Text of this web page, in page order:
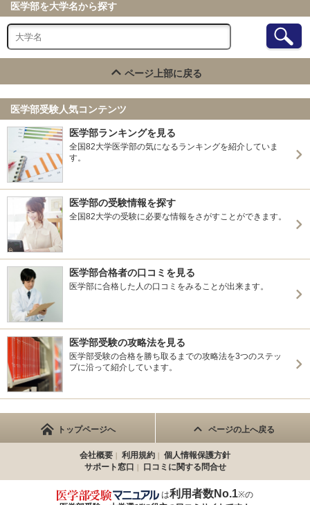
医学部を大学名から探す
ページ上部に戻る
医学部受験人気コンテンツ
医学部ランキングを見る
全国82大学医学部の気になるランキングを紹介していま
す。
医学部の受験情報を探す
全国82大学の受験に必要な情報をさがすことができます。
医学部合格者の口コミを見る
医学部に合格した人の口コミをみることが出来ます。
医学部受験の攻略法を見る
医学部受験の合格を勝ち取るまでの攻略法を3つのステッ
プに沿って紹介しています。
トップページへ ページの上へ戻る
会社概要 利用規約
個人情報保護方針
サポート窓口
口コミに関する問合せ
は利用者数No.1※の